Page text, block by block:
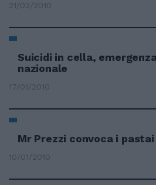
21/02/2010
Suicidi in cella,
nazionale
17/01/2010
Mr Prezzi convoca i pastai
10/01/2010